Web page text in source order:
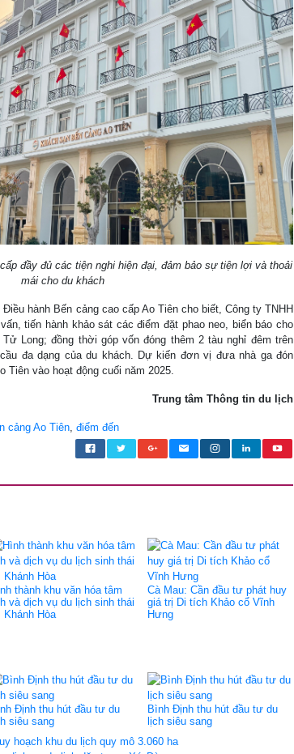
đầy đủ các tiện nghi hiện đại, đảm bảo sự tiện lợi và thoải
mái cho du khách
hành Bến cảng cao cấp Ao Tiên cho biết, Công ty TNHH
tiến hành khảo sát các điểm đặt phao neo, biển báo cho
Long; đồng thời góp vốn đóng thêm 2 tàu nghỉ đêm trên
đa dạng của du khách. Dự kiến đơn vị đưa nhà ga đón
vào hoạt động cuối năm 2025.
Trung tâm Thông tin du lịch
cảng Ao Tiên điểm đến
thành khu văn hóa tâm
và dịch vụ du lịch sinh thái
Khánh Hòa
Cà Mau: Cần đầu tư phát huy
giá trị Di tích Khảo cổ Vĩnh
Hưng
Định thu hút đầu tư du
siêu sang
Bình Định thu hút đầu tư du
lịch siêu sang
hoạch khu du lịch quy mô 3.060 ha